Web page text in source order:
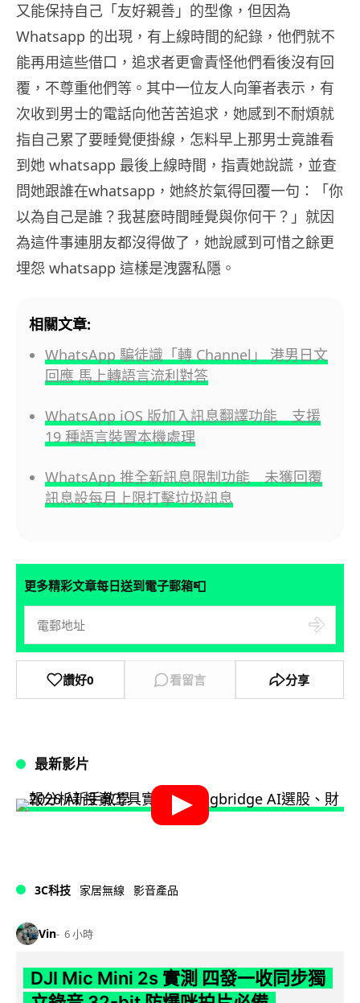
又能保持自己「友好親善」的型像，但因為
Whatsapp 的出現，有上線時間的紀錄，他們就不
能再用這些借口，追求者更會責怪他們看後沒有回
覆，不尊重他們等。其中一位友人向筆者表示，有
次收到男士的電話向他苦苦追求，她感到不耐煩就
指自己累了要睡覺便掛線，怎料早上那男士竟誰看
到她 whatsapp 最後上線時間，指責她說謊，並查
問她跟誰在whatsapp，她終於氣得回覆一句：「你
以為自己是誰？我甚麼時間睡覺與你何干？」就因
為這件事連朋友都沒得做了，她說感到可惜之餘更
埋怨 whatsapp 這樣是洩露私隱。
相關文章:
WhatsApp 騙徒識「轉 Channel」 港男日文
回應 馬上轉語言流利對答
WhatsApp iOS 版加入訊息翻譯功能 支援
19 種語言裝置本機處理
WhatsApp 推全新訊息限制功能 未獲回覆
訊息設每月上限打擊垃圾訊息
更多精彩文章每日送到電子郵箱📮
讚好0 看留言 分享
最新影片
3C科技 家居無線 影音產品
Vin 6 小時
DJI Mic Mini 2s 實測 四發一收同步獨